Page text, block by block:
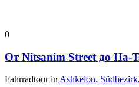
0
От Nitsanim Street до Ha-
Fahrradtour in Ashkelon,